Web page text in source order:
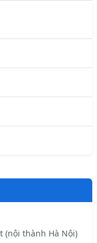
(nội thành Hà Nội)